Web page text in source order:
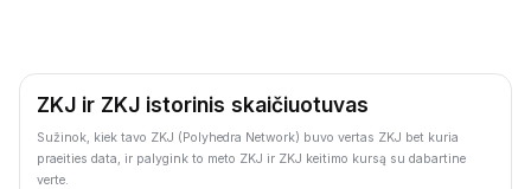
ZKJ ir ZKJ istorinis skaičiuotuvas
Sužinok, kiek tavo ZKJ (Polyhedra Network) buvo vertas ZKJ bet kuria
praeities data, ir palygink to meto ZKJ ir ZKJ keitimo kursą su dabartine
verte.